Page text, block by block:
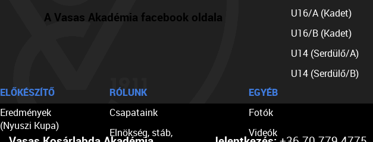
A Vasas Akadémia facebook oldala
U16/A (Kadet)
U16/B (Kadet)
U14 (Serdülő/A)
U14 (Serdülő/B)
ELŐKÉSZÍTŐ
Eredmények
(Nyuszi Kupa)
RÓLUNK
Csapataink
Elnökség, stáb,
EGYÉB
Fotók
Videók